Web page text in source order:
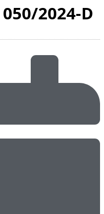
050/2024-D